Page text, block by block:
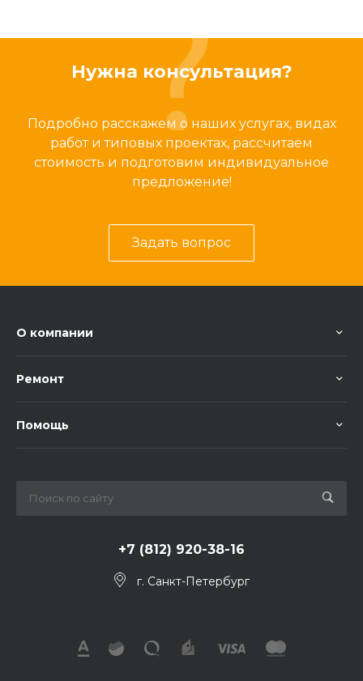
Нужна консультация?
Подробно расскажем о наших услугах, видах
работ и типовых проектах, рассчитаем
стоимость и подготовим индивидуальное
предложение!
Задать вопрос
О компании
Ремонт
Помощь
+7 (812) 920-38-16
г. Санкт-Петербург